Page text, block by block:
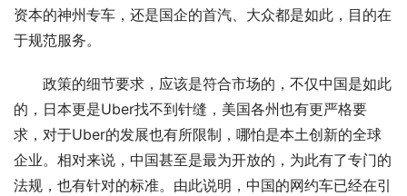
资本的神州专车，还是国企的首汽、大众都是如此，目的在
于规范服务。
政策的细节要求，应该是符合市场的，不仅中国是如此
的，日本更是Uber找不到针缝，美国各州也有更严格要
求，对于Uber的发展也有所限制，哪怕是本土创新的全球
企业。相对来说，中国甚至是最为开放的，为此有了专门的
法规，也有针对的标准。由此说明，中国的网约车已经在引